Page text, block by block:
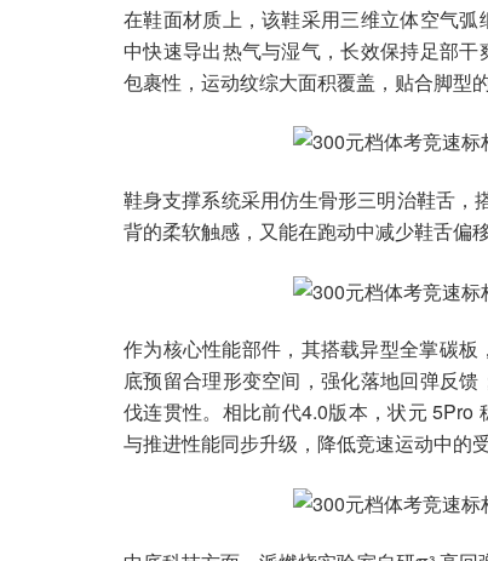
在鞋面材质上，该鞋采用三维立体空气
中快速导出热气与湿气，长效保持足部
包裹性，运动纹综大面积覆盖，贴合脚型
鞋身支撑系统采用仿生骨形三明治鞋舌，
背的柔软触感，又能在跑动中减少鞋舌偏
作为核心性能部件，其搭载异型全掌碳
底预留合理形变空间，强化落地回弹反
伐连贯性。相比前代4.0版本，状元 5Pro
与推进性能同步升级，降低竞速运动中的受